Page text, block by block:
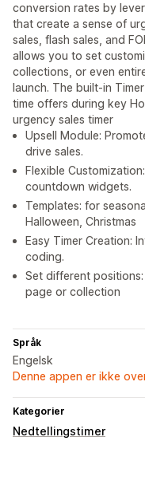
conversion rates by
that create a sense of
sales, flash sales, and
allows you to set
collections, or even
launch. The built-in
time offers during key
urgency sales timer
Upsell Module:
drive sales.
Flexible
countdown widgets.
Templates: for
Halloween, Christmas
Easy Timer Creation:
coding.
Set different
page or collection
Språk
Engelsk
Denne appen er ikke
Kategorier
Nedtellingstimer